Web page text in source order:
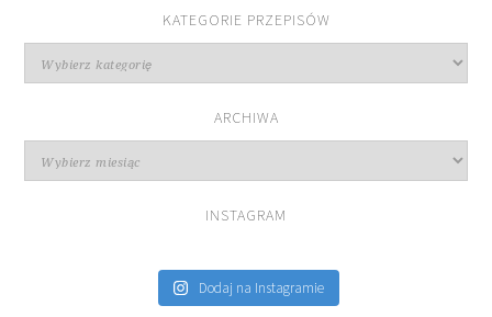
KATEGORIE PRZEPISÓW
przepisów
ARCHIWA
INSTAGRAM
Dodaj na Instagramie